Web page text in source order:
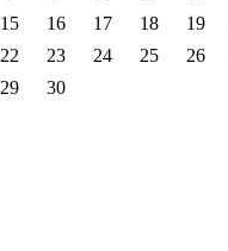
15
16 17 18 19
22
23 24 25 26
29
30